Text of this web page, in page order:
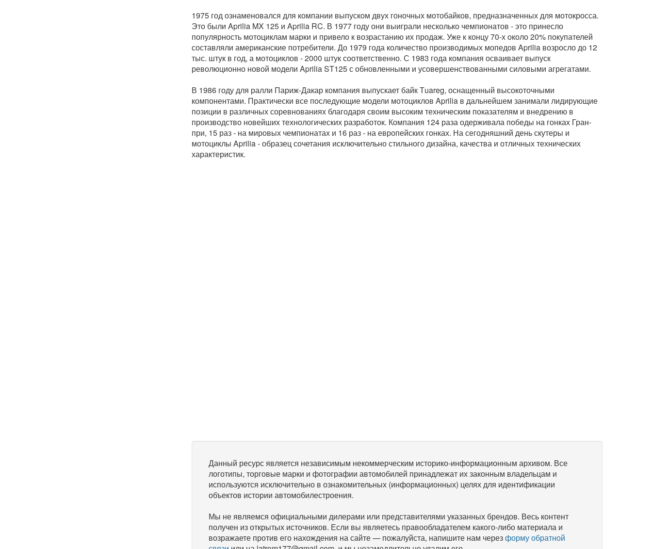
1975 год ознаменовался для компании выпуском двух гоночных мотобайков, предназначенных для мотокросса.
Это были Aprilia MX 125 и Aprilia RC. В 1977 году они выиграли несколько чемпионатов - это принесло
популярность мотоциклам марки и привело к возрастанию их продаж. Уже к концу 70-х около 20% покупателей
составляли американские потребители. До 1979 года количество производимых мопедов Aprilia возросло до 12
тыс. штук в год, а мотоциклов - 2000 штук соответственно. С 1983 года компания осваивает выпуск
революционно новой модели Aprilia ST125 с обновленными и усовершенствованными силовыми агрегатами.
В 1986 году для ралли Париж-Дакар компания выпускает байк Тuareg, оснащенный высокоточными
компонентами. Практически все последующие модели мотоциклов Aprilia в дальнейшем занимали лидирующие
позиции в различных соревнованиях благодаря своим высоким техническим показателям и внедрению в
производство новейших технологических разработок. Компания 124 раза одерживала победы на гонках Гран-
при, 15 раз - на мировых чемпионатах и 16 раз - на европейских гонках. На сегодняшний день скутеры и
мотоциклы Aprilia - образец сочетания исключительно стильного дизайна, качества и отличных технических
характеристик.
Данный ресурс является независимым некоммерческим историко-информационным архивом. Все
логотипы, торговые марки и фотографии автомобилей принадлежат их законным владельцам и
используются исключительно в ознакомительных (информационных) целях для идентификации
объектов истории автомобилестроения.
Мы не являемся официальными дилерами или представителями указанных брендов. Весь контент
получен из открытых источников. Если вы являетесь правообладателем какого-либо материала и
возражаете против его нахождения на сайте — пожалуйста, напишите нам черезформу обратной